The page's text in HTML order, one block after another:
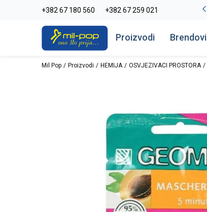
+382 67 180 560 +382 67 259 021
La Plage peškiri do -30% Pogledaj više
Proizvodi Brendovi
Mil Pop Proizvodi HEMIJA OSVJEZIVACI PROSTORA